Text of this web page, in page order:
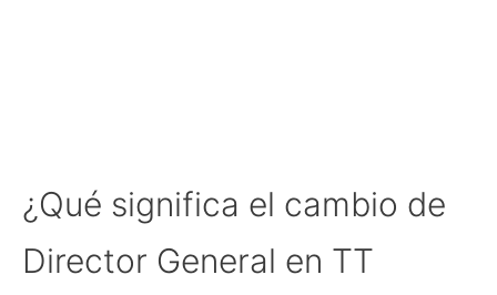
¿Qué significa el cambio de
Director General en TT